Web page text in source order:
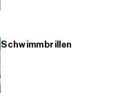
Schwimmbrillen